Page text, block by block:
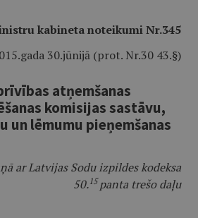
kabineta noteikumi Nr.345
30.jūnijā (prot. Nr.30 43.§)
atņemšanas
komisijas sastāvu,
un lēmumu pieņemšanas
ar Latvijas Sodu izpildes kodeksa
50. 15panta trešo daļu